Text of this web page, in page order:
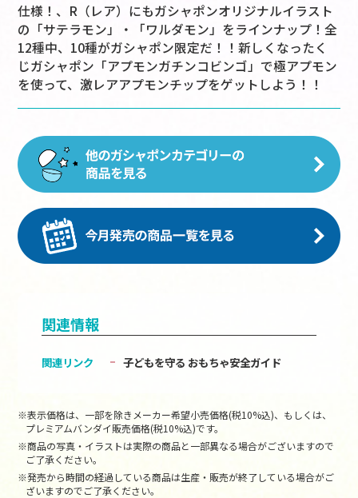
仕様！、R（レア）にもガシャポンオリジナルイラスト
の「サテラモン」・「ワルダモン」をラインナップ！全
12種中、10種がガシャポン限定だ！！新しくなったく
じガシャポン「アプモンガチンコビンゴ」で極アプモン
を使って、激レアアプモンチップをゲットしよう！！
関連情報
関連リンク 子どもを守る おもちゃ安全ガイド
※表示価格は、一部を除きメーカー希望小売価格(税10%込)、もしくは、
プレミアムバンダイ販売価格(税10%込)です。
※商品の写真・イラストは実際の商品と一部異なる場合がございますので
ご了承ください。
※発売から時間の経過している商品は生産・販売が終了している場合がご
ざいますのでご了承ください。